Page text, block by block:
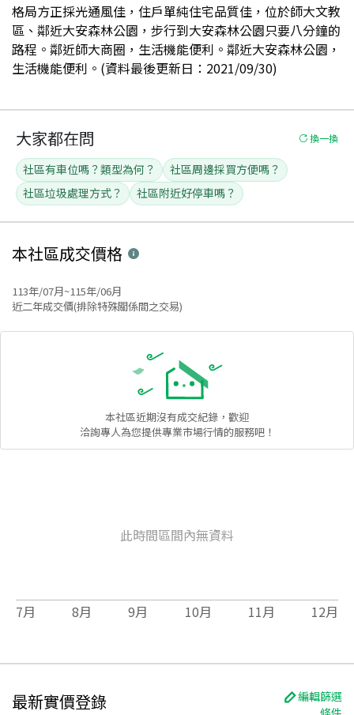
格局方正採光通風佳，住戶單純住宅品質佳，位於師大文教
區、鄰近大安森林公園，步行到大安森林公園只要八分鐘的
路程。鄰近師大商圈，生活機能便利。鄰近大安森林公園，
生活機能便利。(資料最後更新日：2021/09/30)
大家都在問 換一換
社區有車位嗎？類型為何？
社區周邊採買方便嗎？
社區垃圾處理方式？
社區附近好停車嗎？
本社區成交價格
113年/07月~115年/06月
近二年成交價(排除特殊關係間之交易)
本社區近期沒有成交紀錄，歡迎
洽詢專人為您提供專業市場行情的服務吧！
此時間區間內無資料
7月 8月 9月 10月 11月 12月
最新實價登錄
編輯篩選